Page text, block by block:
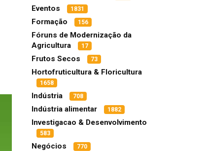
Eventos 1831
Formação 156
Fóruns de Modernização da
Agricultura
17
Frutos Secos 73
Hortofruticultura & Floricultura
1658
Indústria 708
Indústria alimentar 1882
Investigacao & Desenvolvimento
583
Negócios 770